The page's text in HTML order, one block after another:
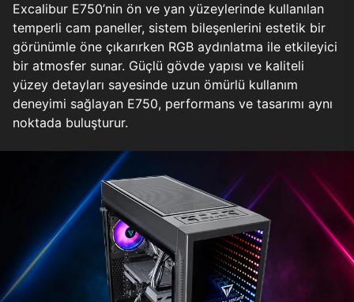
Excalibur E750’nin ön ve yan yüzeylerinde kullanılan
temperli cam paneller, sistem bileşenlerini estetik bir
görünümle öne çıkarırken RGB aydınlatma ile etkileyici
bir atmosfer sunar. Güçlü gövde yapısı ve kaliteli
yüzey detayları sayesinde uzun ömürlü kullanım
deneyimi sağlayan E750, performans ve tasarımı aynı
noktada buluşturur.